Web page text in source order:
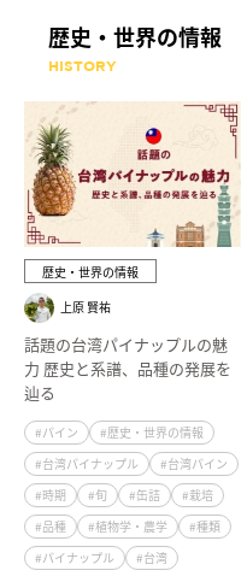
歴史・世界の情報
HISTORY
歴史・世界の情報
上原 賢祐
話題の台湾パイナップルの魅
力 歴史と系譜、品種の発展を
辿る
#パイン
#歴史・世界の情報
#台湾パイナップル
#台湾パイン
#時期
#旬 #缶詰
#栽培
#品種
#植物学・農学
#種類
#パイナップル
#台湾